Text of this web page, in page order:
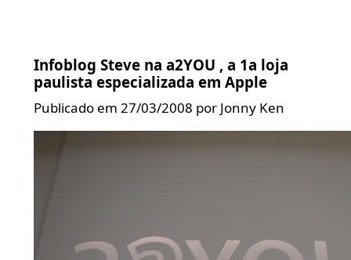
Infoblog Steve na a2YOU , a 1a loja
paulista especializada em Apple
Publicado em 27/03/2008 por Jonny Ken